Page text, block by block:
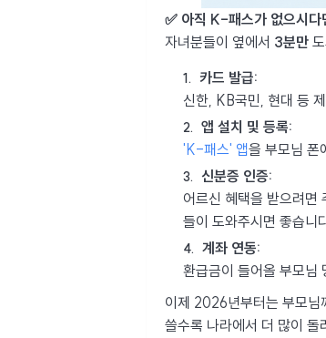
✅ 아직 K-패스가 없으시
자녀분들이 옆에서 3분만
카드 발급:
신한, KB국민, 현대 등
앱 설치 및 등록:
'K-패스' 앱을 부모님 폰
신분증 인증:
어르신 혜택을 받으려면
들이 도와주시면 좋습니
계좌 연동:
환급금이 들어올 부모님
이제 2026년부터는 부모님
쓸수록 나라에서 더 많이 돌